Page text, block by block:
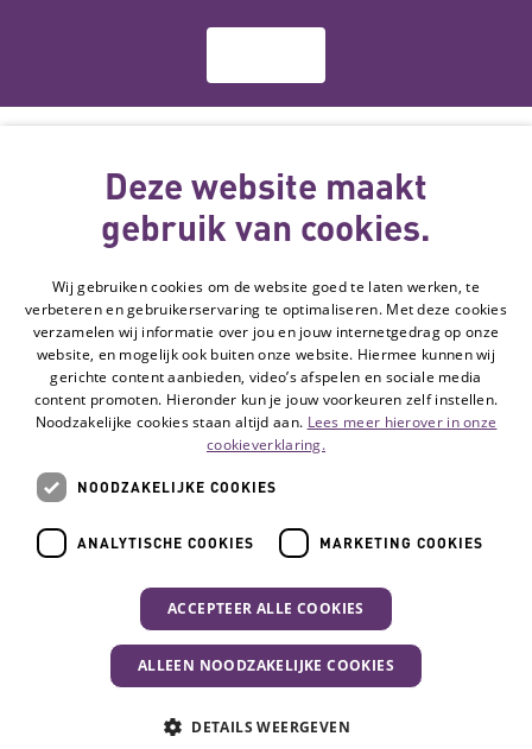
Uw activiteit
wordt gemaakt
met subsidie
van
Volg de Hulpmiddelenwijzer: Ga naar de
Veelgestelde vragen
Contact
Disclaimer
© Vilans, 2026
Deze website maakt
gebruik van cookies.
Wij gebruiken cookies om de website goed te laten werken, te
verbeteren en gebruikerservaring te optimaliseren. Met deze cookies
verzamelen wij informatie over jou en jouw internetgedrag op onze
website, en mogelijk ook buiten onze website. Hiermee kunnen wij
gerichte content aanbieden, video’s afspelen en sociale media
content promoten. Hieronder kun je jouw voorkeuren zelf instellen.
Noodzakelijke cookies staan altijd aan. Lees meer hierover in onze
cookieverklaring.
NOODZAKELIJKE COOKIES
ANALYTISCHE COOKIES MARKETING COOKIES
ACCEPTEER ALLE COOKIES
ALLEEN NOODZAKELIJKE COOKIES
DETAILS WEERGEVEN